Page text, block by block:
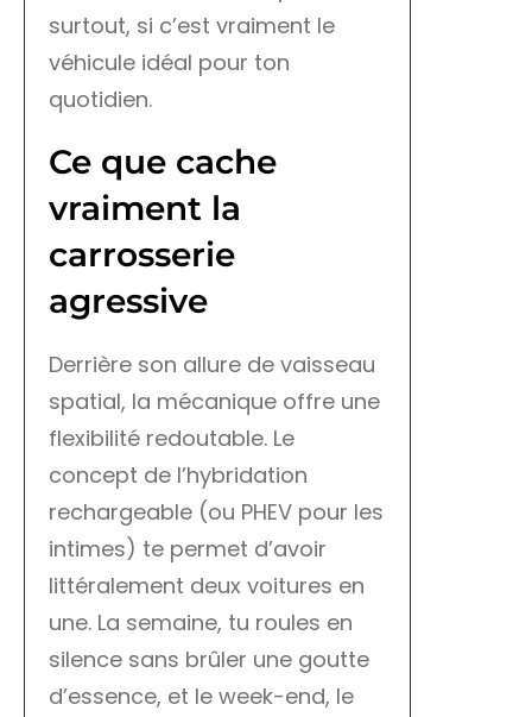
surtout, si c’est vraiment le
véhicule idéal pour ton
quotidien.
Ce que cache
vraiment la
carrosserie
agressive
Derrière son allure de vaisseau
spatial, la mécanique offre une
flexibilité redoutable. Le
concept de l’hybridation
rechargeable (ou PHEV pour les
intimes) te permet d’avoir
littéralement deux voitures en
une. La semaine, tu roules en
silence sans brûler une goutte
d’essence, et le week-end, le